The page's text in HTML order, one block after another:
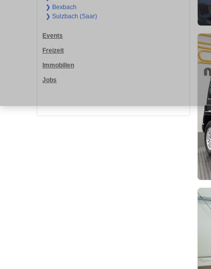
❯ Bexbach
❯ Sulzbach (Saar)
Events
Freizeit
Immobilien
Jobs